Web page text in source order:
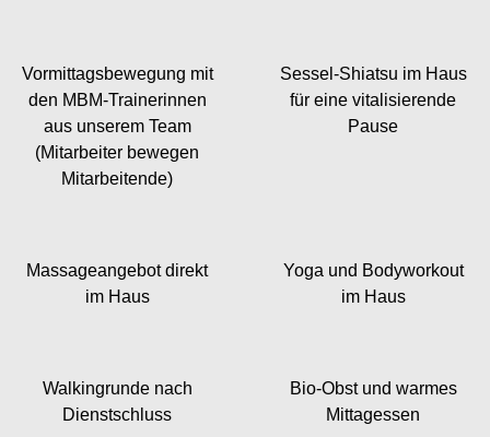
Vormittags­bewegung mit
den MBM-Trainerinnen
aus unserem Team
(Mitarbeiter bewegen
Mitarbeitende)
Sessel-Shiatsu im Haus
für eine vitalisierende
Pause
Massage­angebot direkt
im Haus
Yoga und Body­workout
im Haus
Walking­runde nach
Dienst­schluss
Bio-Obst und warmes
Mittag­essen